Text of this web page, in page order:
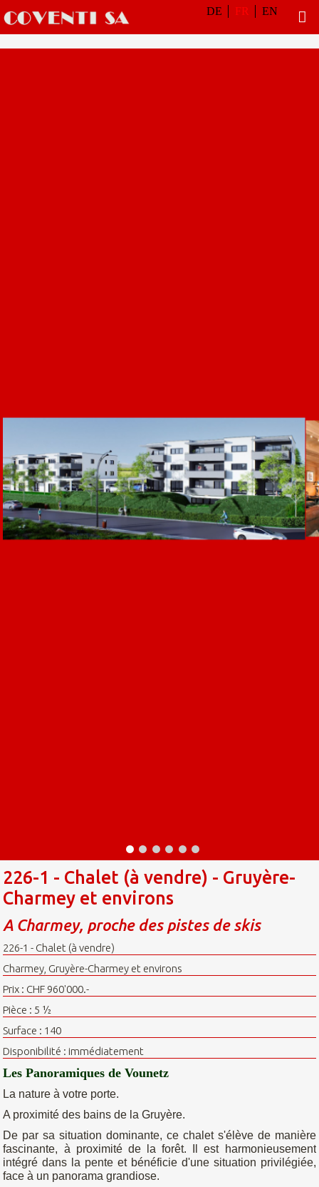
DE FR EN
226-1 - Chalet (à vendre) - Gruyère-
Charmey et environs
A Charmey, proche des pistes de skis
226-1 - Chalet (à vendre)
Charmey, Gruyère-Charmey et environs
Prix : CHF 960'000.-
Pièce : 5 ½
Surface : 140
Disponibilité : immédiatement
Les Panoramiques de Vounetz
La nature à votre porte.
A proximité des bains de la Gruyère.
De par sa situation dominante, ce chalet s'élève de manière
fascinante, à proximité de la forêt. Il est harmonieusement
intégré dans la pente et bénéficie d'une situation privilégiée,
face à un panorama grandiose.